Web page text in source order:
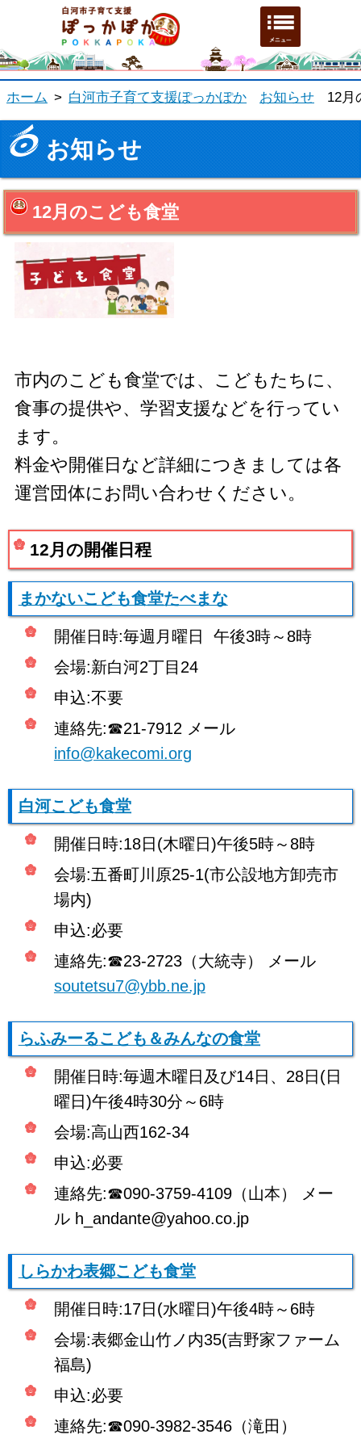
白河市子育て支援ホー
ホーム > 白河市子育て支援ぽっかぽか お知らせ 12月
お知らせ
12月のこども食堂
市内のこども食堂では、こどもたちに、
食事の提供や、学習支援などを行ってい
ます。
料金や開催日など詳細につきましては各
運営団体にお問い合わせください。
12月の開催日程
まかないこども食堂たべまな
開催日時:毎週月曜日 午後3時～8時
会場:新白河2丁目24
申込:不要
連絡先:☎21-7912 メール
info@kakecomi.org
白河こども食堂
開催日時:18日(木曜日)午後5時～8時
会場:五番町川原25-1(市公設地方卸売市
場内)
申込:必要
連絡先:☎23-2723（大統寺） メール
soutetsu7@ybb.ne.jp
らふみーるこども＆みんなの食堂
開催日時:毎週木曜日及び14日、28日(日
曜日)午後4時30分～6時
会場:高山西162-34
申込:必要
連絡先:☎090-3759-4109（山本） メー
ル h_andante@yahoo.co.jp
しらかわ表郷こども食堂
開催日時:17日(水曜日)午後4時～6時
会場:表郷金山竹ノ内35(吉野家ファーム
福島)
申込:必要
連絡先:☎090-3982-3546（滝田）